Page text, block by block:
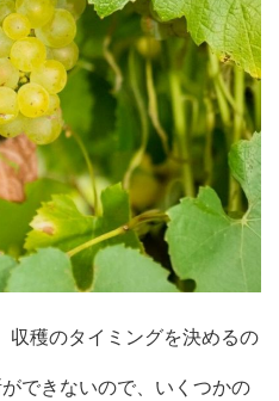
収穫のタイミングを決めるの
できないので、いくつかの